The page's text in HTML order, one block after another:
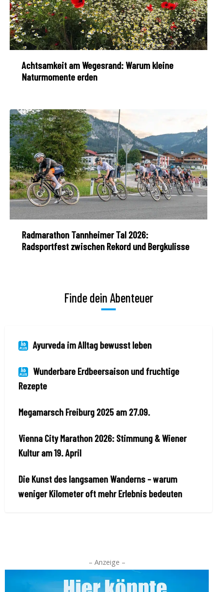
Achtsamkeit am Wegesrand: Warum kleine
Naturmomente erden
Radmarathon Tannheimer Tal 2026:
Radsportfest zwischen Rekord und Bergkulisse
Finde dein Abenteuer
Ayurveda im Alltag bewusst leben
Wunderbare Erdbeersaison und fruchtige
Rezepte
Megamarsch Freiburg 2025 am 27.09.
Vienna City Marathon 2026: Stimmung & Wiener
Kultur am 19. April
Die Kunst des langsamen Wanderns – warum
weniger Kilometer oft mehr Erlebnis bedeuten
– Anzeige –